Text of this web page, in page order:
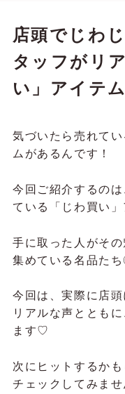
店頭でじわ
タッフがリ
い」アイテ
気づいたら売れて
ムがあるんです！
今回ご紹介するの
ている「じわ買い」
手に取った人がそ
集めている名品た
今回は、実際に店
リアルな声ととも
ます♡
次にヒットするか
チェックしてみま